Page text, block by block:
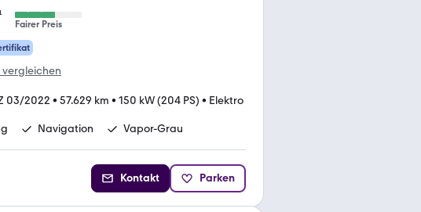
Fairer Preis
03/2022 • 57.629 km • 150 kW (204 PS) • Elektro
Navigation Vapor-Grau
Kontakt Parken